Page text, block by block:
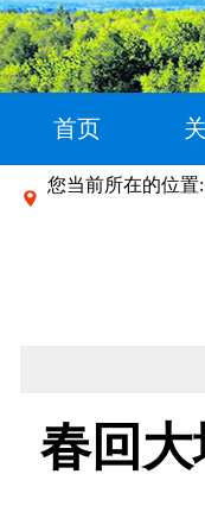
首页
您当前所在的位置:
春回